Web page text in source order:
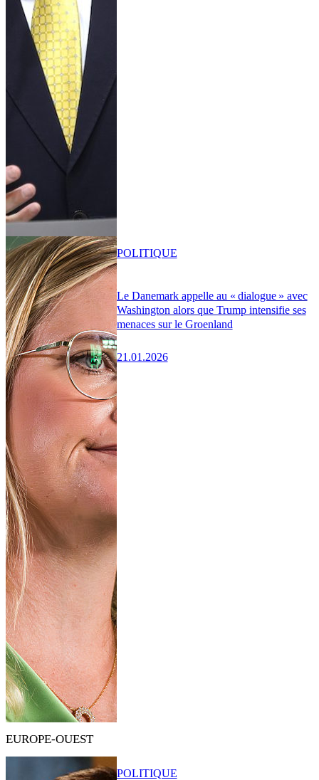
Le Danemark appelle au « dialogue » avec
Washington alors que Trump intensifie ses
menaces sur le Groenland
21.01.2026
POLITIQUE
EUROPE-OUEST
POLITIQUE